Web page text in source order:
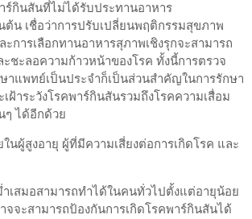
ร์กินสันที่ไม่ได้รับประทานอาหาร
นต้น เชื่อว่าการปรับเปลี่ยนพฤติกรรมสุขภาพ
ะการเลือกทานอาหารสุภาพเชิงรุกจะสามารถ
ชะลอความก้าวหน้าของโรค ทั้งนี้การตรวจ
าแพทย์เป็นประจำก็เป็นส่วนสำคัญในการรักษา
ฝ้าระวังโรคพาร์กินสันรวมถึงโรคความเสื่อม
ๆ ได้อีกด้วย
ในผู้สูงอายุ ผู้ที่มีความเสี่ยงต่อการเกิดโรค และ
ำเสมอสามารถทำได้ในคนทั่วไปตั้งแต่อายุน้อย
จจะสามารถป้องกันการเกิดโรคพาร์กินสันได้